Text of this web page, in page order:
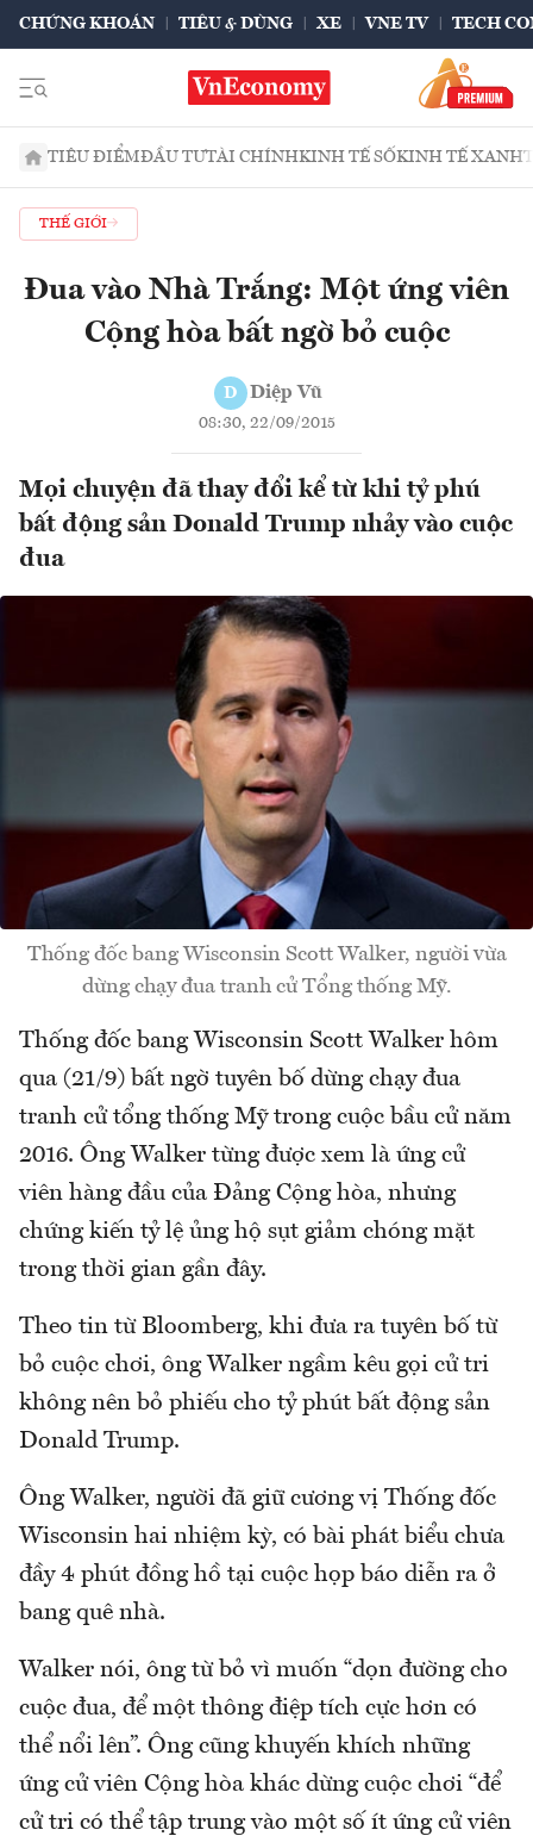
CHỨNG KHOÁN TIÊU & DÙNG XE VNE TV TECH
TIÊU ĐIỂMĐẦU TƯTÀI CHÍNHKINH TẾ SỐKINH TẾ XANH
THẾ GIỚI
Đua vào Nhà Trắng: Một ứng viên
Cộng hòa bất ngờ bỏ cuộc
D Diệp Vũ
08:30, 22/09/2015
Mọi chuyện đã thay đổi kể từ khi tỷ phú
bất động sản Donald Trump nhảy vào cuộc
đua
Thống đốc bang Wisconsin Scott Walker, người vừa
dừng chạy đua tranh cử Tổng thống Mỹ.
Thống đốc bang Wisconsin Scott Walker hôm
qua (21/9) bất ngờ tuyên bố dừng chạy đua
tranh cử tổng thống Mỹ trong cuộc bầu cử năm
2016. Ông Walker từng được xem là ứng cử
viên hàng đầu của Đảng Cộng hòa, nhưng
chứng kiến tỷ lệ ủng hộ sụt giảm chóng mặt
trong thời gian gần đây.
Theo tin từ Bloomberg, khi đưa ra tuyên bố từ
bỏ cuộc chơi, ông Walker ngầm kêu gọi cử tri
không nên bỏ phiếu cho tỷ phút bất động sản
Donald Trump.
Ông Walker, người đã giữ cương vị Thống đốc
Wisconsin hai nhiệm kỳ, có bài phát biểu chưa
đầy 4 phút đồng hồ tại cuộc họp báo diễn ra ở
bang quê nhà.
Walker nói, ông từ bỏ vì muốn “dọn đường cho
cuộc đua, để một thông điệp tích cực hơn có
thể nổi lên”. Ông cũng khuyến khích những
ứng cử viên Cộng hòa khác dừng cuộc chơi “để
cử tri có thể tập trung vào một số ít ứng cử viên